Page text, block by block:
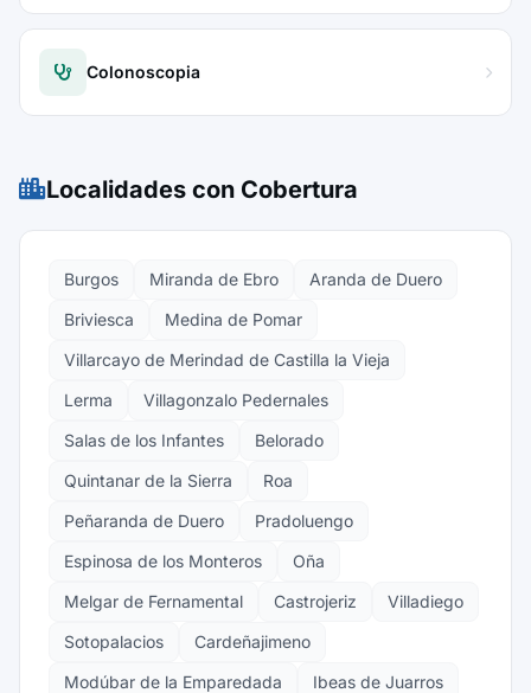
Colonoscopia
Localidades con Cobertura
Burgos Miranda de Ebro
Aranda de Duero
Briviesca
Medina de Pomar
Villarcayo de Merindad de Castilla la Vieja
Lerma
Villagonzalo Pedernales
Salas de los Infantes
Belorado
Quintanar de la Sierra
Roa
Peñaranda de Duero
Pradoluengo
Espinosa de los Monteros
Oña
Melgar de Fernamental
Castrojeriz
Villadiego
Sotopalacios
Cardeñajimeno
Modúbar de la Emparedada
Ibeas de Juarros